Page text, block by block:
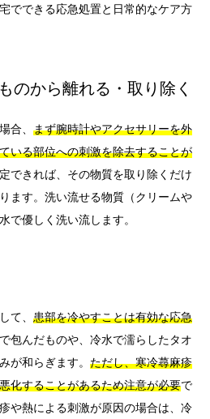
でできる応急処置と日常的なケア方
のから離れる・取り除く
合、 まず腕時計やアクセサリーを外
いる部位への刺激を除去することが
できれば、その物質を取り除くだけ
ます。洗い流せる物質（クリームや
で優しく洗い流します。
て、 患部を冷やすことは有効な応急
包んだものや、冷水で濡らしたタオ
が和らぎます。 ただし、寒冷蕁麻疹
化することがあるため注意が必要で
や熱による刺激が原因の場合は、冷